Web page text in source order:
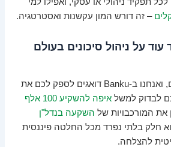
– זה דורש המון עקשנות ואסטרטגיה.
על ניהול סיכונים בעולם
יש המון מקורות מצוינים, ואנחנו ב-Banku דואגים לספק לכם את
לבדוק למשל
איפה להשקיע 100 אלף
את המורכבויות של השקעה בנדל"ן
חלק בלתי נפרד מכל החלטה פיננסית
להצלחה.